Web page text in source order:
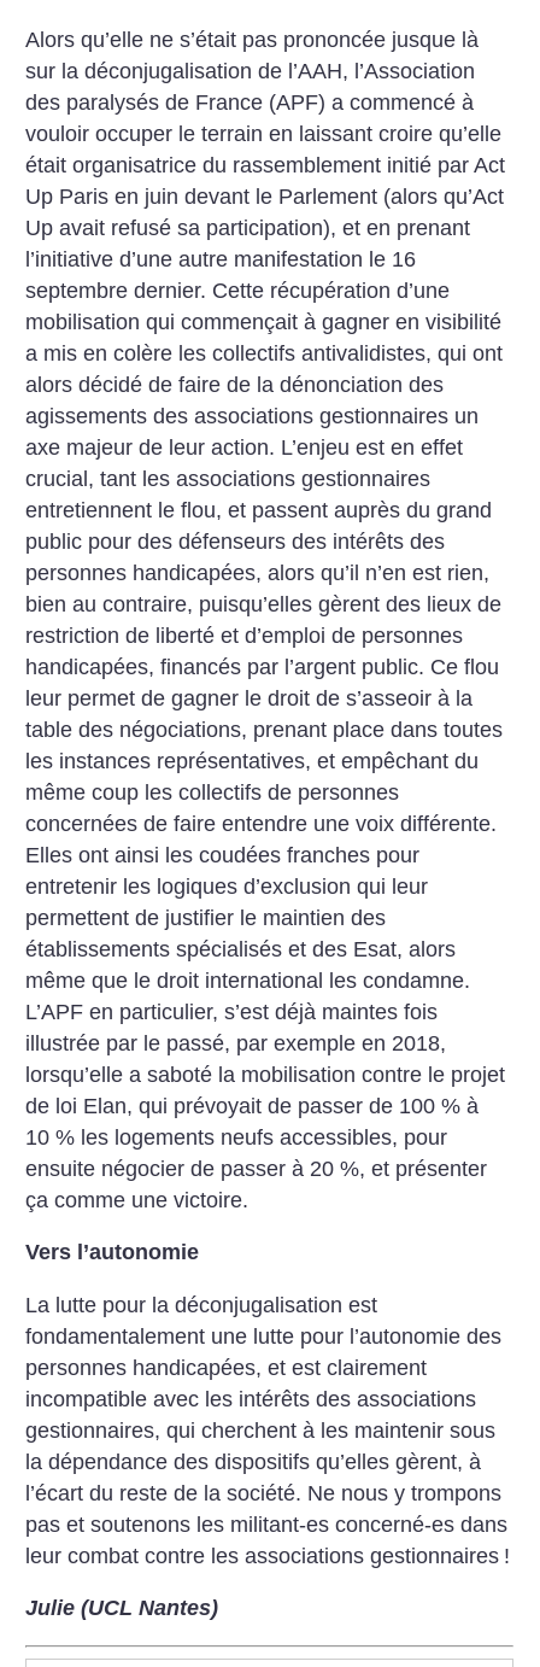
Alors qu’elle ne s’était pas prononcée jusque là
sur la déconjugalisation de l’AAH, l’Association
des paralysés de France (APF) a commencé à
vouloir occuper le terrain en laissant croire qu’elle
était organisatrice du rassemblement initié par Act
Up Paris en juin devant le Parlement (alors qu’Act
Up avait refusé sa participation), et en prenant
l’initiative d’une autre manifestation le 16
septembre dernier. Cette récupération d’une
mobilisation qui commençait à gagner en visibilité
a mis en colère les collectifs antivalidistes, qui ont
alors décidé de faire de la dénonciation des
agissements des associations gestionnaires un
axe majeur de leur action. L’enjeu est en effet
crucial, tant les associations gestionnaires
entretiennent le flou, et passent auprès du grand
public pour des défenseurs des intérêts des
personnes handicapées, alors qu’il n’en est rien,
bien au contraire, puisqu’elles gèrent des lieux de
restriction de liberté et d’emploi de personnes
handicapées, financés par l’argent public. Ce flou
leur permet de gagner le droit de s’asseoir à la
table des négociations, prenant place dans toutes
les instances représentatives, et empêchant du
même coup les collectifs de personnes
concernées de faire entendre une voix différente.
Elles ont ainsi les coudées franches pour
entretenir les logiques d’exclusion qui leur
permettent de justifier le maintien des
établissements spécialisés et des Esat, alors
même que le droit international les condamne.
L’APF en particulier, s’est déjà maintes fois
illustrée par le passé, par exemple en 2018,
lorsqu’elle a saboté la mobilisation contre le projet
de loi Elan, qui prévoyait de passer de 100 % à
10 % les logements neufs accessibles, pour
ensuite négocier de passer à 20 %, et présenter
ça comme une victoire.
Vers l’autonomie
La lutte pour la déconjugalisation est
fondamentalement une lutte pour l’autonomie des
personnes handicapées, et est clairement
incompatible avec les intérêts des associations
gestionnaires, qui cherchent à les maintenir sous
la dépendance des dispositifs qu’elles gèrent, à
l’écart du reste de la société. Ne nous y trompons
pas et soutenons les militant-es concerné-es dans
leur combat contre les associations gestionnaires !
Julie (UCL Nantes)